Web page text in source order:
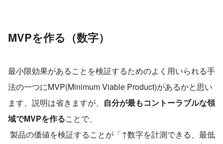
MVPを作る（数字）
最小限効果があることを検証するためのよく用いられる手
法の一つにMVP(Minimum Viable Product)があるかと思い
ます、説明は省きますが、 自分が最もコントーラブルな領
域でMVPを作ることで、